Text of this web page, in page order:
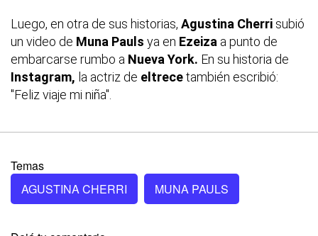
Luego, en otra de sus historias, Agustina Cherri subió
un video de Muna Pauls ya en Ezeiza a punto de
embarcarse rumbo a Nueva York. En su historia de
Instagram, la actriz de eltrecetambién escribió:
"Feliz viaje mi niña".
Temas
AGUSTINA CHERRI
MUNA PAULS